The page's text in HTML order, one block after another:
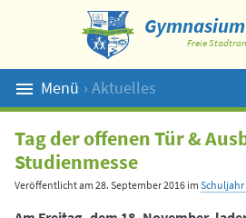
Freie
Menü › Aktuelles
Suche
Tag der offenen Tür &
Studienmesse
Veröffentlicht am 28. September 2016 im Schuljahr